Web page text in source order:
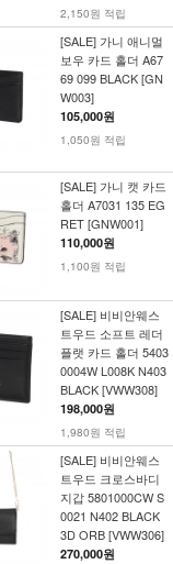
2,150원 적립
[SALE] 가니 애니멀
보우 카드 홀더 A67
69 099 BLACK [GN
W003]
105,000원
1,050원 적립
[SALE] 가니 캣 카드
홀더 A7031 135 EG
RET [GNW001]
110,000원
1,100원 적립
[SALE] 비비안웨스
트우드 소프트 레더
플랫 카드 홀더 5403
0004W L008K N403
BLACK [VWW308]
198,000원
1,980원 적립
[SALE] 비비안웨스
트우드 크로스바디
지갑 5801000CW S
0021 N402 BLACK
3D ORB [VWW306]
270,000원